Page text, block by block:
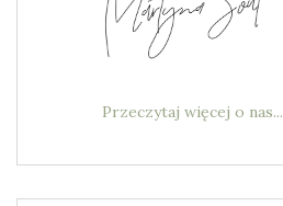
Przeczytaj więcej o nas...